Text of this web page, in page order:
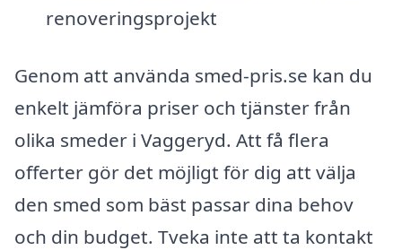
renoveringsprojekt
Genom att använda smed-pris.se kan du
enkelt jämföra priser och tjänster från
olika smeder i Vaggeryd. Att få flera
offerter gör det möjligt för dig att välja
den smed som bäst passar dina behov
och din budget. Tveka inte att ta kontakt